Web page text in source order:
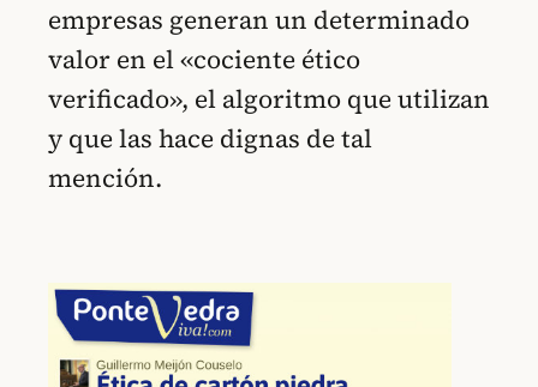
empresas generan un determinado
valor en el «cociente ético
verificado», el algoritmo que utilizan
y que las hace dignas de tal
mención.